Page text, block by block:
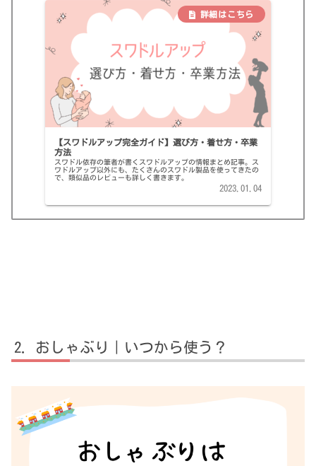
【スワドルアップ完全ガイド】選び方・着せ方・卒業
方法
スワドル依存の筆者が書くスワドルアップの情報まとめ記事。ス
ワドルアップ以外にも、たくさんのスワドル製品を使ってきたの
で、類似品のレビューも詳しく書きます。
2023.01.04
おしゃぶり｜いつから使う？